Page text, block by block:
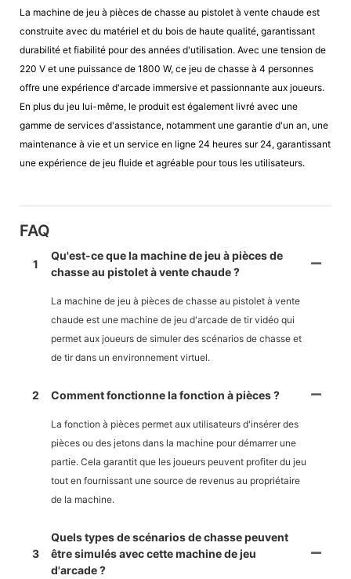
La machine de jeu à pièces de chasse au pistolet à vente chaude est
construite avec du matériel et du bois de haute qualité, garantissant
durabilité et fiabilité pour des années d'utilisation. Avec une tension de
220 V et une puissance de 1800 W, ce jeu de chasse à 4 personnes
offre une expérience d'arcade immersive et passionnante aux joueurs.
En plus du jeu lui-même, le produit est également livré avec une
gamme de services d'assistance, notamment une garantie d'un an, une
maintenance à vie et un service en ligne 24 heures sur 24, garantissant
une expérience de jeu fluide et agréable pour tous les utilisateurs.
FAQ
1
Qu'est-ce que la machine de jeu à pièces de
chasse au pistolet à vente chaude ?
La machine de jeu à pièces de chasse au pistolet à vente
chaude est une machine de jeu d'arcade de tir vidéo qui
permet aux joueurs de simuler des scénarios de chasse et
de tir dans un environnement virtuel.
2 Comment fonctionne la fonction à pièces ?
La fonction à pièces permet aux utilisateurs d'insérer des
pièces ou des jetons dans la machine pour démarrer une
partie. Cela garantit que les joueurs peuvent profiter du jeu
tout en fournissant une source de revenus au propriétaire
de la machine.
3
Quels types de scénarios de chasse peuvent
être simulés avec cette machine de jeu
d'arcade ?